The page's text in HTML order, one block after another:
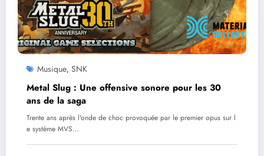
Musique, SNK
Metal Slug : Une offensive sonore pour les 30
ans de la saga
Trente ans après l'onde de choc provoquée par le premier opus sur l
e système MVS…